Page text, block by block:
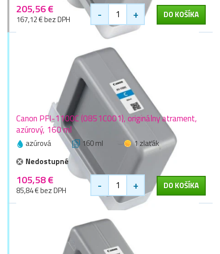
205,56 €
167,12 € bez DPH - + DO KOŠÍKA
Canon PFI-1100C (0851C001), originálny atrament,
azúrový, 160 ml
azúrová 160 ml
1 zlaťák
Nedostupné
105,58 €
85,84 € bez DPH - + DO KOŠÍKA